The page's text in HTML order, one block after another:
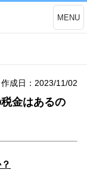
MENU
作成日：2023/11/02
金はあるの